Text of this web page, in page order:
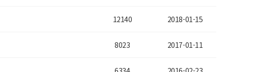
12140 2018-01-15
8023 2017-01-11